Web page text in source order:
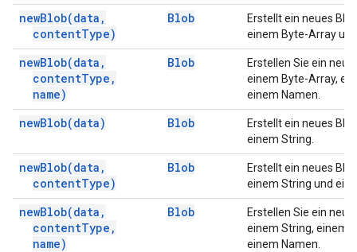
newBlob(data ,
contentType)
Blob
Erstellt ein neues
einem Byte-Array
newBlob(data ,
contentType ,
name)
Blob
Erstellen Sie ein
einem Byte-Array,
einem Namen.
newBlob(data) Blob
Erstellt ein neues
einem String.
newBlob(data ,
contentType)
Blob
Erstellt ein neues
einem String und
newBlob(data ,
contentType ,
name)
Blob
Erstellen Sie ein
einem String, einem
einem Namen.